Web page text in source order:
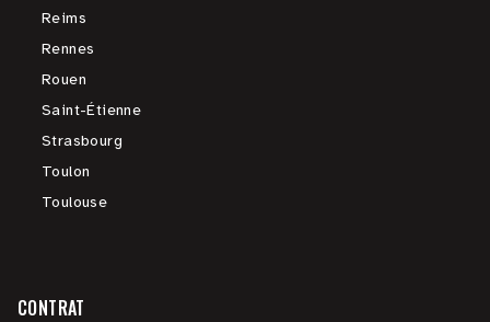
Reims
Rennes
Rouen
Saint-Étienne
Strasbourg
Toulon
Toulouse
CONTRAT